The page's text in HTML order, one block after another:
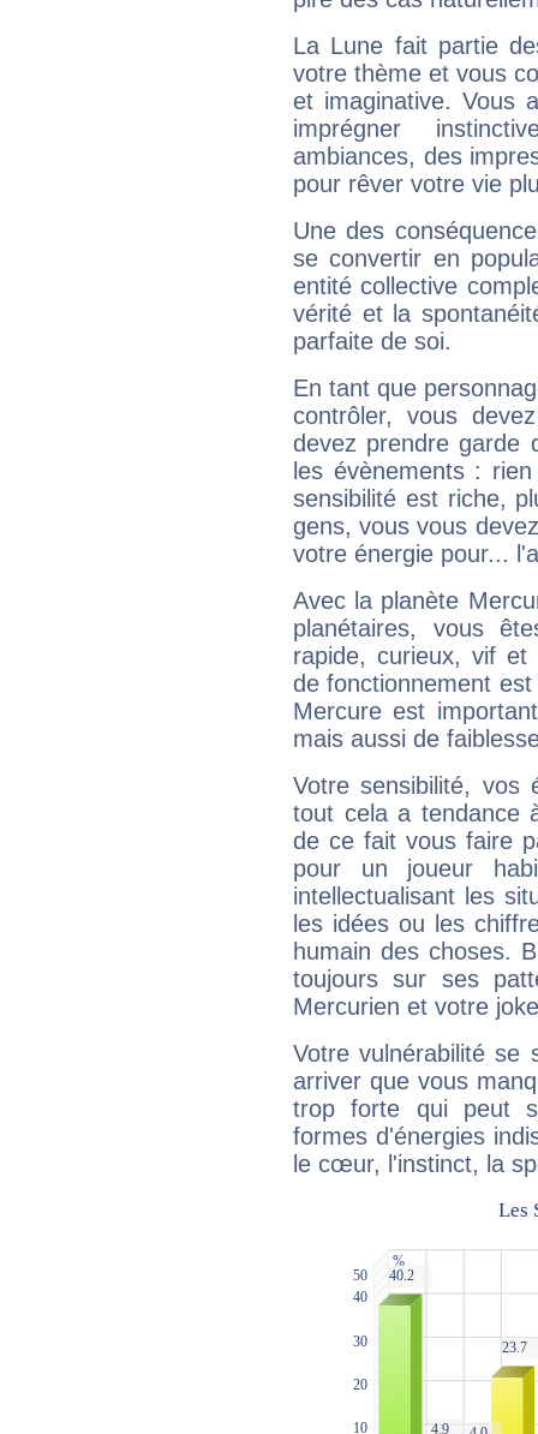
La Lune fait partie
votre thème et vous
et imaginative. Vous
imprégner
ambiances, des
pour rêver votre vie
Une des
se convertir en
entité collective
vérité et la
parfaite de soi.
En tant que
contrôler, vous
devez prendre garde
les évènements :
sensibilité est riche,
gens, vous vous
votre énergie pour...
Avec la planète
planétaires, vous
rapide, curieux, vif et
de fonctionnement
Mercure est
mais aussi de
Votre sensibilité,
tout cela a tendance
de ce fait vous faire
pour un joueur
intellectualisant les
les idées ou les
humain des choses.
toujours sur ses
Mercurien et votre
Votre vulnérabilité se
arriver que vous
trop forte qui peut
formes d'énergies
le cœur, l'instinct, la